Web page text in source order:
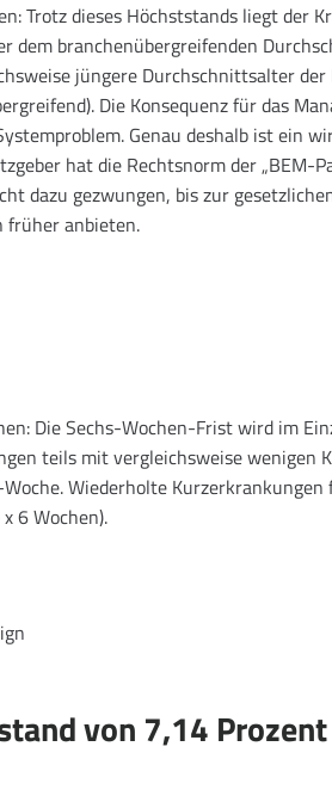
Trotz dieses Höchststands liegt der
branchenübergreifenden
jüngere Durchschnittsalter
Die Konsequenz für das
Genau deshalb ist ein
hat die Rechtsnorm der „BEM-
dazu gezwungen, bis zur
früher anbieten.
Die Sechs-Wochen-Frist wird im
teils mit vergleichsweise wenigen
Wiederholte
6 Wochen).
von 7,14